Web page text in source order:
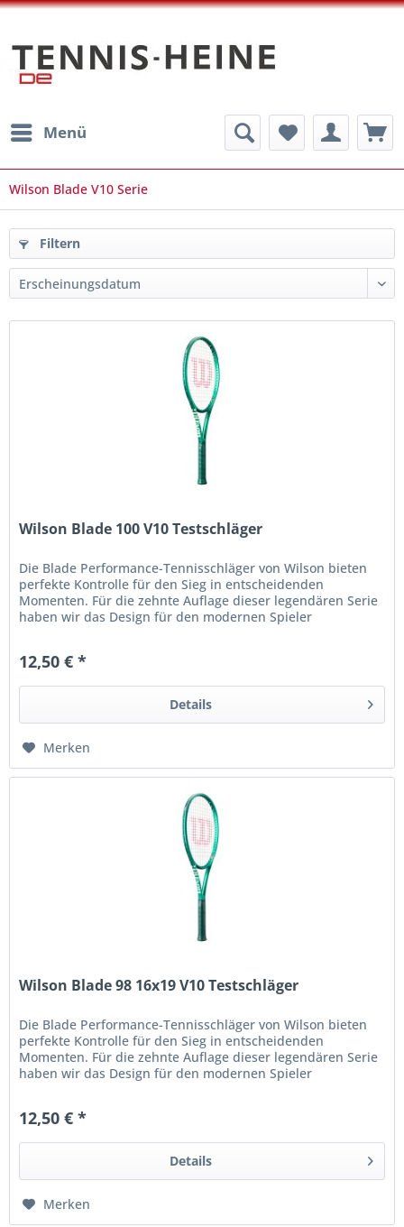
Menü
Wilson Blade V10 Serie
Filtern
Wilson Blade 100 V10 Testschläger
Die Blade Performance-Tennisschläger von Wilson bieten
perfekte Kontrolle für den Sieg in entscheidenden
Momenten. Für die zehnte Auflage dieser legendären Serie
haben wir das Design für den modernen Spieler
12,50 € *
Details
Merken
Wilson Blade 98 16x19 V10 Testschläger
Die Blade Performance-Tennisschläger von Wilson bieten
perfekte Kontrolle für den Sieg in entscheidenden
Momenten. Für die zehnte Auflage dieser legendären Serie
haben wir das Design für den modernen Spieler
12,50 € *
Details
Merken